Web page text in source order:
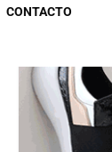
CONTACTO